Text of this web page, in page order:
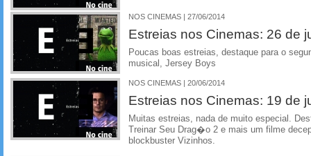
NOS CINEMAS | 27/06/2014
Estreias nos Cinemas: 26 de
Poucas boas estreias, destaque para o
musical, Jersey Boys
NOS CINEMAS | 20/06/2014
Estreias nos Cinemas: 19 de
Muitas estreias, nada de muito especial.
Treinar Seu Drag�o 2 e mais um filme
blockbuster Vizinhos.